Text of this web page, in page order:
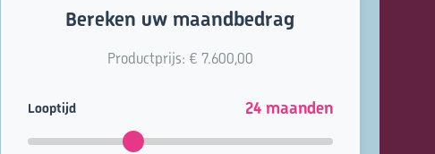
Bereken uw maandbedrag
Productprijs: € 7.600,00
Looptijd 24maanden